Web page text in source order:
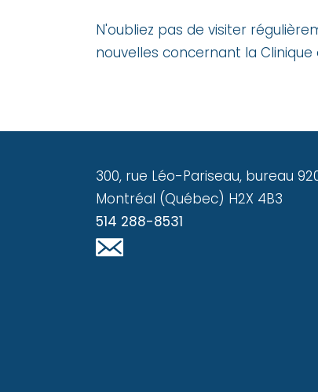
N'oubliez pas de visiter
nouvelles concernant la Clinique
300, rue Léo-Pariseau, bureau
Montréal (Québec) H2X 4B3
514 288-8531